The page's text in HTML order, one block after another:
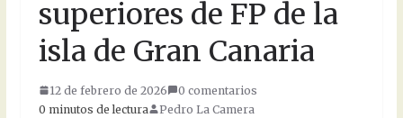
superiores de FP de la
isla de Gran Canaria
12 de febrero de 2026
0 comentarios
0 minutos de lectura
Pedro La Camera